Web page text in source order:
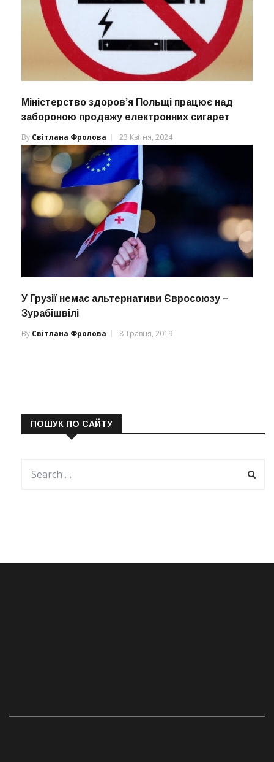
Міністерство здоров’я Польщі працює над
забороною продажу електронних сигарет
By Світлана Фролова 23 Квітня, 2024
У Грузії немає альтернативи Євросоюзу –
Зурабішвілі
By Світлана Фролова 8 Травня, 2019
ПОШУК ПО САЙТУ